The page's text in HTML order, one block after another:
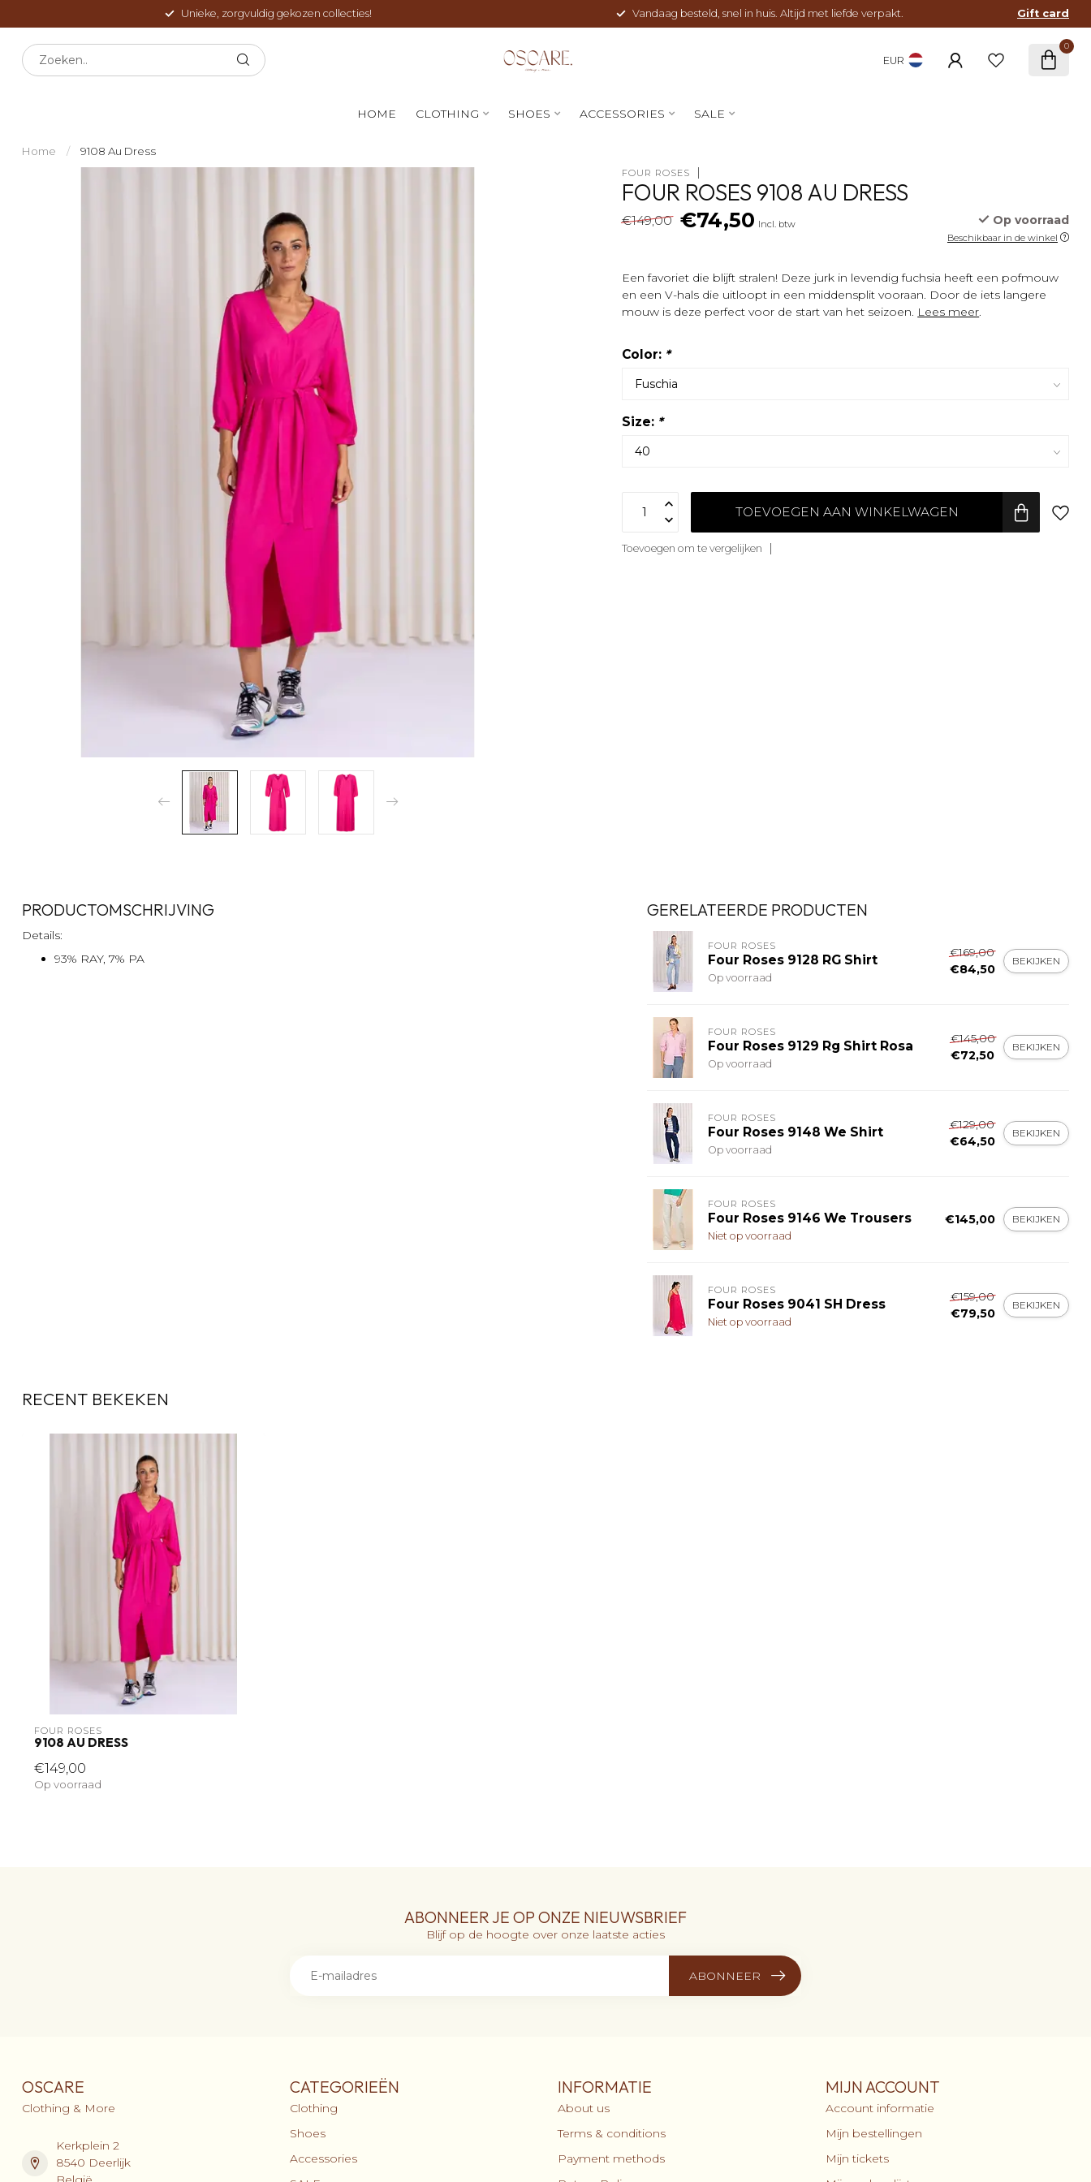
Unieke, zorgvuldig gekozen collecties! Vandaag besteld, snel in huis. Altijd met liefde verpakt. Gift card
EUR
0
HOME CLOTHING SHOES ACCESSORIES SALE
Home / 9108 Au Dress
FOUR ROSES
FOUR ROSES 9108 AU DRESS
€149,00 €74,50 Incl. btw Op voorraad
Beschikbaar in de winkel
Een favoriet die blijft stralen! Deze jurk in levendig fuchsia heeft een pofmouw
en een V-hals die uitloopt in een middensplit vooraan. Door de iets langere
mouw is deze perfect voor de start van het seizoen. Lees meer.
Color: *
Size: *
TOEVOEGEN AAN WINKELWAGEN
Toevoegen om te vergelijken
PRODUCTOMSCHRIJVING
Details:
93% RAY, 7% PA
GERELATEERDE PRODUCTEN
FOUR ROSES
Four Roses 9128 RG Shirt
Op voorraad
€169,00
€84,50
BEKIJKEN
FOUR ROSES
Four Roses 9129 Rg Shirt Rosa
Op voorraad
€145,00
€72,50
BEKIJKEN
FOUR ROSES
Four Roses 9148 We Shirt
Op voorraad
€129,00
€64,50
BEKIJKEN
FOUR ROSES
Four Roses 9146 We Trousers
Niet op voorraad
€145,00 BEKIJKEN
FOUR ROSES
Four Roses 9041 SH Dress
Niet op voorraad
€159,00
€79,50
BEKIJKEN
RECENT BEKEKEN
FOUR ROSES
9108 AU DRESS
€149,00
Op voorraad
ABONNEER JE OP ONZE NIEUWSBRIEF
Blijf op de hoogte over onze laatste acties
ABONNEER
OSCARE
Clothing & More
Kerkplein 2
8540 Deerlijk
CATEGORIEËN
Clothing
Shoes
Accessories
INFORMATIE
About us
Terms & conditions
Payment methods
MIJN ACCOUNT
Account informatie
Mijn bestellingen
Mijn tickets